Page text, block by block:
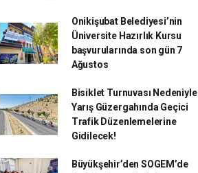
Onikişubat Belediyesi’nin
Üniversite Hazırlık Kursu
başvurularında son gün 7
Ağustos
Bisiklet Turnuvası Nedeniyle
Yarış Güzergahında Geçici
Trafik Düzenlemelerine
Gidilecek!
Büyükşehir’den SOGEM’de